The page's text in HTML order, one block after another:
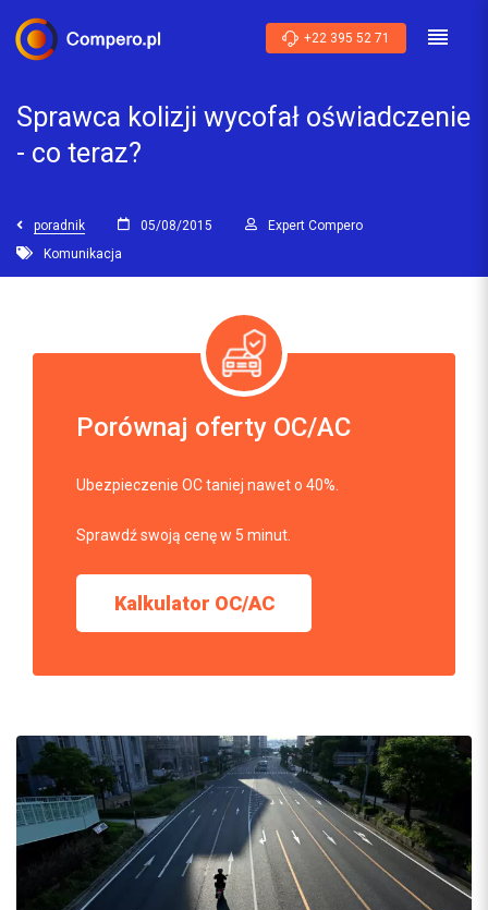
+22 395 52 71
Sprawca kolizji wycofał oświadczenie
- co teraz?
poradnik 05/08/2015
Expert Compero
Komunikacja
Porównaj oferty OC/AC
Ubezpieczenie OC taniej nawet o 40%.
Sprawdź swoją cenę w 5 minut.
Kalkulator OC/AC